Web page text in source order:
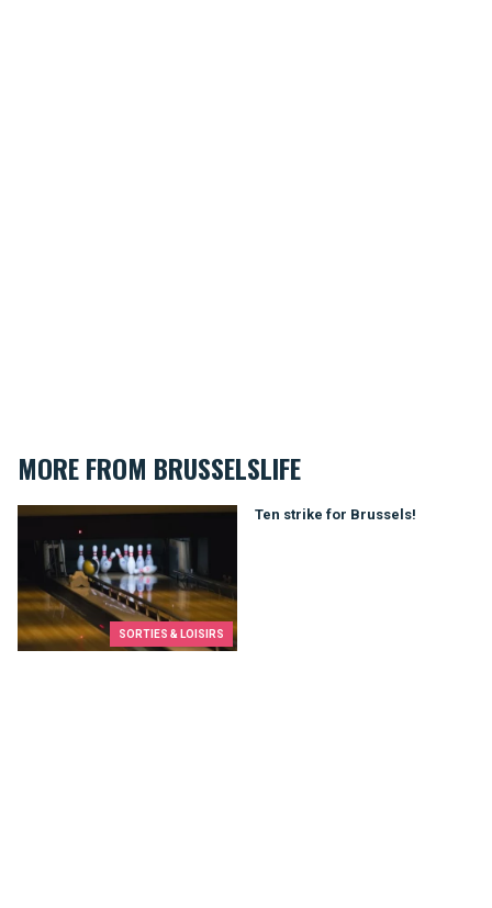
MORE FROM BRUSSELSLIFE
SORTIES & LOISIRS
Ten strike for Brussels!
Ten strike for Brussels!